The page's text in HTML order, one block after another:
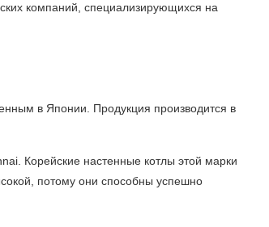
компаний, специализирующихся на
в Японии. Продукция производится в
Корейские настенные котлы этой марки
потому они способны успешно